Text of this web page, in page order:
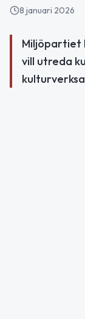
8 januari 2026
Miljöpartiet
vill utreda